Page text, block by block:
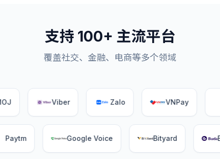
支持 100+ 主流平台
覆盖社交、金融、电商等多个领域
Viber Zalo VNPay
Paytm Google Voice Bityard